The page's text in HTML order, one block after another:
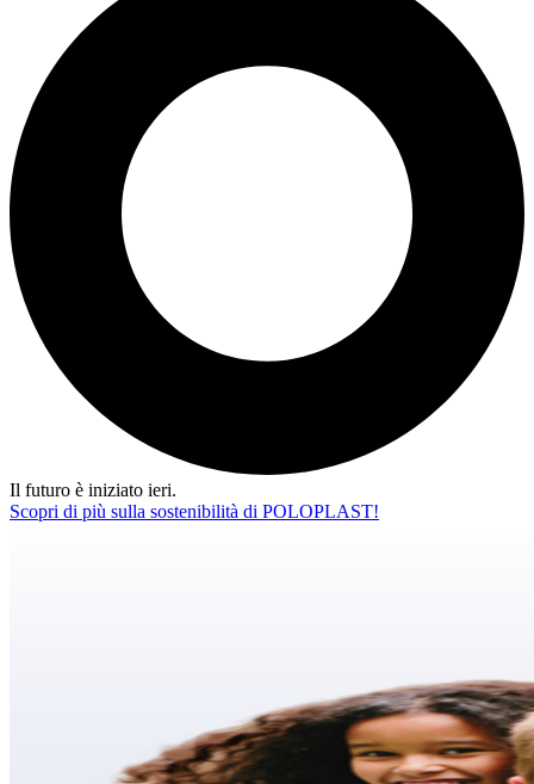
Il futuro è iniziato ieri.
Scopri di più sulla sostenibilità di POLOPLAST!